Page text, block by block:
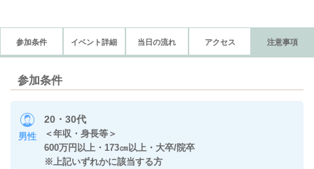
参加条件 イベント詳細 当日の流れ アクセス 注意事項
参加条件
男性
20・30代
＜年収・身長等＞
600万円以上・173㎝以上・大卒/院卒
※上記いずれかに該当する方